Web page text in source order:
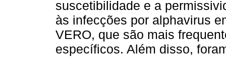
suscetibilidade e a
às infecções por alphavirus
VERO, que são mais
específicos. Além disso,